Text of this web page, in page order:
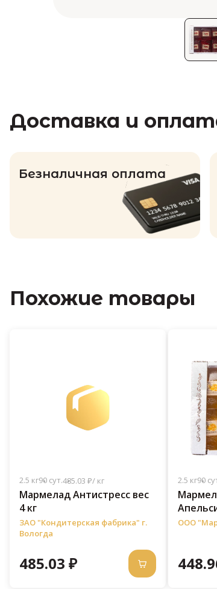
Доставка и
Безналичная оплата
Похожие товары
2.5 кг90 сут.485.03 ₽/ кг
Мармелад Антистресс вес
4 кг
ЗАО "Кондитерская фабрика" г.
Вологда
485.03 ₽
2.5 кг90
ООО